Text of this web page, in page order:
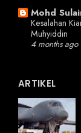
Mohd
Kesalahan
Muhyiddin
4 months ago
ARTIKEL